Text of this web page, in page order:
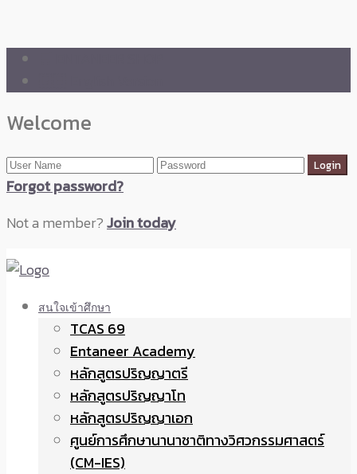
Welcome
Forgot password?
Not a member?Join today
สนใจเข้าศึกษา
TCAS 69
Entaneer Academy
หลักสูตรปริญญาตรี
หลักสูตรปริญญาโท
หลักสูตรปริญญาเอก
ศูนย์การศึกษานานาชาติทางวิศวกรรมศาสตร์
(CM-IES)